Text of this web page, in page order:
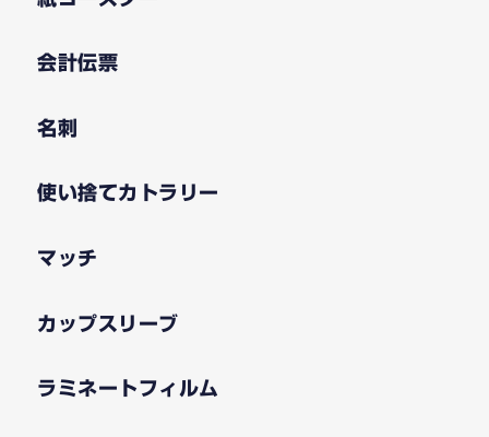
会計伝票
名刺
使い捨てカトラリー
マッチ
カップスリーブ
ラミネートフィルム